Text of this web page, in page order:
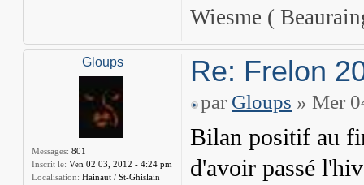
Wiesme (
Gloups
Messages: 801
Inscrit le: Ven 02 03, 2012 - 4:24 pm
Localisation: Hainaut / St-Ghislain
Re: Frelon
par Gloups » Mer
Bilan positif au
d'avoir passé